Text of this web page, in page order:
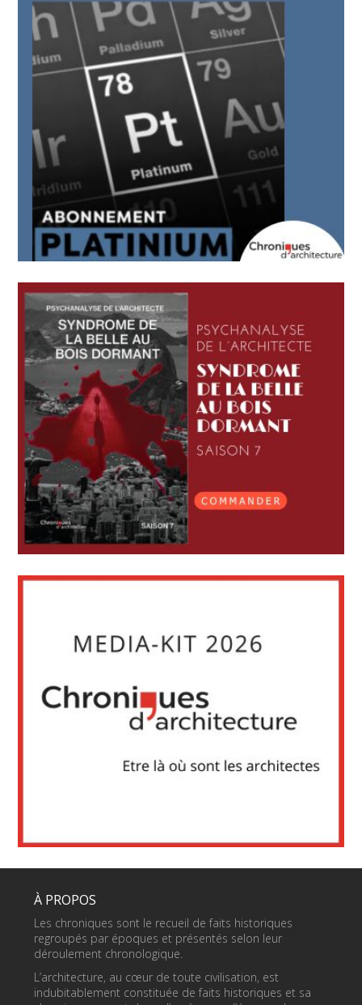
À PROPOS
Les chroniques sont le recueil de faits historiques
regroupés par époques et présentés selon leur
déroulement chronologique.
L’architecture, au cœur de toute civilisation, est
indubitablement constituée de faits historiques et sa